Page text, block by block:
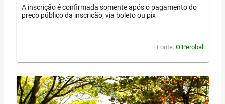
A inscrição é confirmada somente após o pagamento do
preço público da inscrição, via boleto ou pix
Fonte: O Perobal